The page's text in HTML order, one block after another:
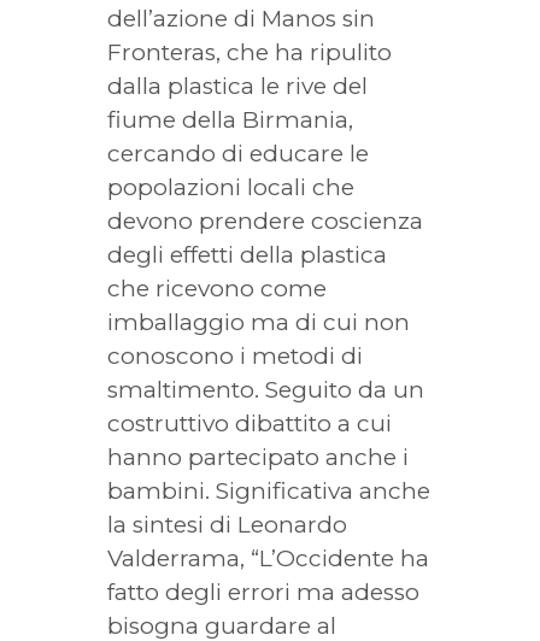
dell’azione di Manos sin
Fronteras, che ha ripulito
dalla plastica le rive del
fiume della Birmania,
cercando di educare le
popolazioni locali che
devono prendere coscienza
degli effetti della plastica
che ricevono come
imballaggio ma di cui non
conoscono i metodi di
smaltimento. Seguito da un
costruttivo dibattito a cui
hanno partecipato anche i
bambini. Significativa anche
la sintesi di Leonardo
Valderrama, “L’Occidente ha
fatto degli errori ma adesso
bisogna guardare al